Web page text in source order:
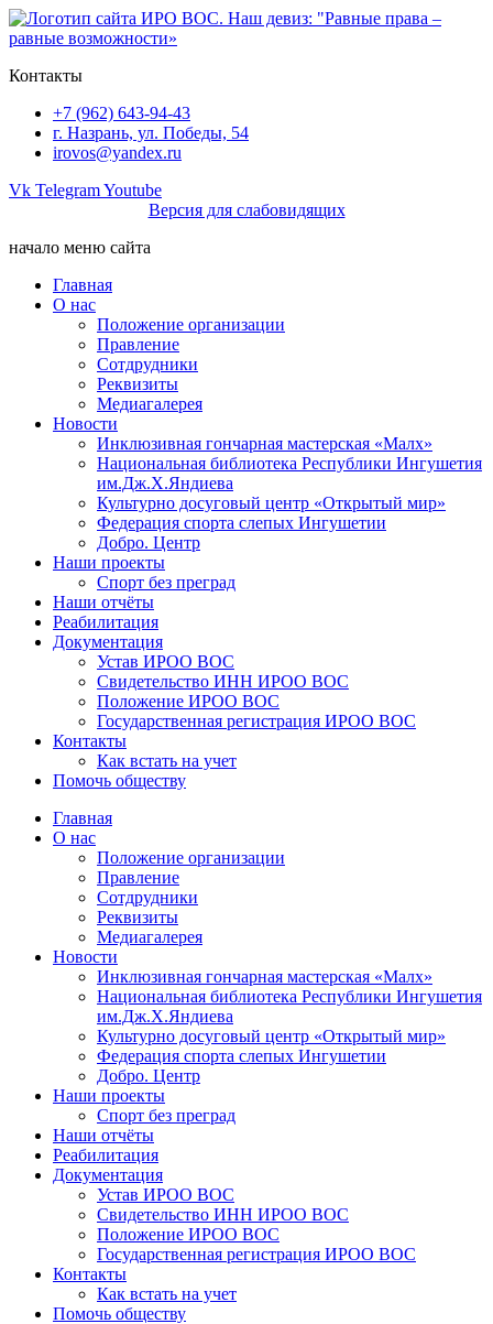
Перейти
к
Контакты
+7 (962) 643-94-43
г. Назрань, ул. Победы, 54
irovos@yandex.ru
Vk TelegramYoutube
Версия для слабовидящих
начало меню сайта
Главная
О нас
Положение организации
Правление
Сотдрудники
Реквизиты
Медиагалерея
Новости
Инклюзивная гончарная мастерская «Малх»
Национальная библиотека Республики Ингушетия
им.Дж.Х.Яндиева
Культурно досуговый центр «Открытый мир»
Федерация спорта слепых Ингушетии
Добро. Центр
Наши проекты
Спорт без преград
Наши отчёты
Реабилитация
Документация
Устав ИРОО ВОС
Свидетельство ИНН ИРОО ВОС
Положение ИРОО ВОС
Государственная регистрация ИРОО ВОС
Контакты
Как встать на учет
Помочь обществу
Главная
О нас
Положение организации
Правление
Сотдрудники
Реквизиты
Медиагалерея
Новости
Инклюзивная гончарная мастерская «Малх»
Национальная библиотека Республики Ингушетия
им.Дж.Х.Яндиева
Культурно досуговый центр «Открытый мир»
Федерация спорта слепых Ингушетии
Добро. Центр
Наши проекты
Спорт без преград
Наши отчёты
Реабилитация
Документация
Устав ИРОО ВОС
Свидетельство ИНН ИРОО ВОС
Положение ИРОО ВОС
Государственная регистрация ИРОО ВОС
Контакты
Как встать на учет
Помочь обществу